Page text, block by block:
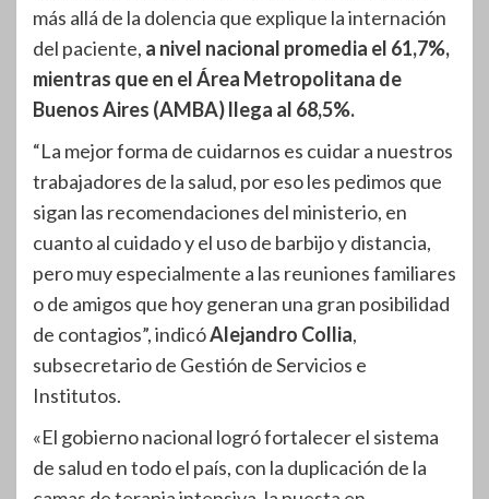
más allá de la dolencia que explique la internación
del paciente, a nivel nacional promedia el 61,7%,
mientras que en el Área Metropolitana de
Buenos Aires (AMBA) llega al 68,5%.
“La mejor forma de cuidarnos es cuidar a nuestros
trabajadores de la salud, por eso les pedimos que
sigan las recomendaciones del ministerio, en
cuanto al cuidado y el uso de barbijo y distancia,
pero muy especialmente a las reuniones familiares
o de amigos que hoy generan una gran posibilidad
de contagios”, indicóAlejandro Collia,
subsecretario de Gestión de Servicios e
Institutos.
«El gobierno nacional logró fortalecer el sistema
de salud en todo el país, con la duplicación de la